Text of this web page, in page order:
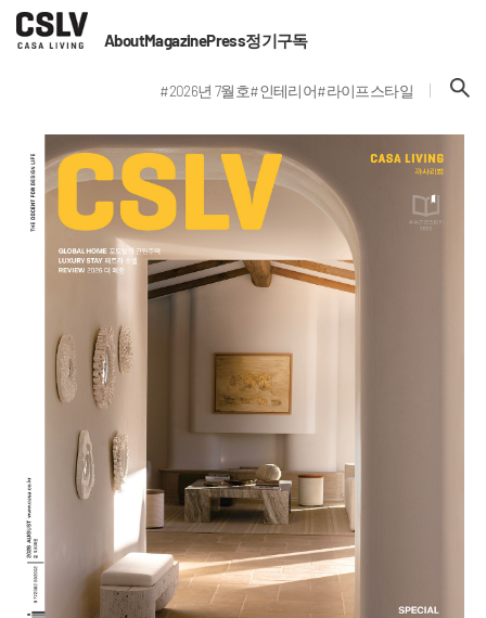
AboutMagazinePress정기구독
#2026년 7월호#인테리어#라이프스타일